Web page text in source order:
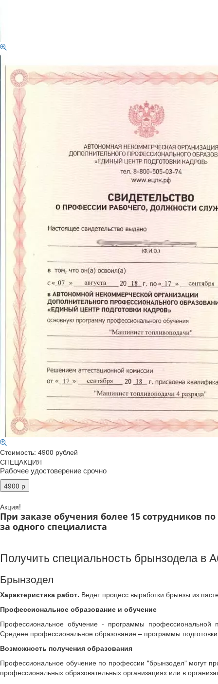
Стоимость: 4900 рублей
СПЕЦАКЦИЯ
Рабочее удостоверение срочно
Акция!
При заказе обучения более 15 сотрудников
за одного специалиста
Получить специальность брынзодела в
Брынзодел
Характеристика работ. Ведет процесс выработки брынзы из
Профессиональное образование и обучение
Профессиональное обучение - программы профессиональной
Среднее профессиональное образование – программы
Возможность получения образования
Профессиональное обучение по профессии "брынзодел" могут
профессиональных образовательных организациях или в